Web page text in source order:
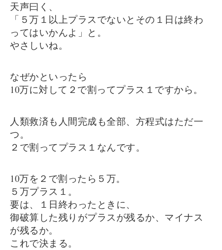
天声曰く、
「５万１以上プラスでないとその１日は終わ
ってはいかんよ」と。
やさしいね。
なぜかといったら
10万に対して２で割ってプラス１ですから。
人類救済も人間完成も全部、方程式はただ一
つ。
２で割ってプラス１なんです。
10万を２で割ったら５万。
５万プラス１。
要は、１日終わったときに、
御破算した残りがプラスが残るか、マイナス
が残るか。
これで決まる。